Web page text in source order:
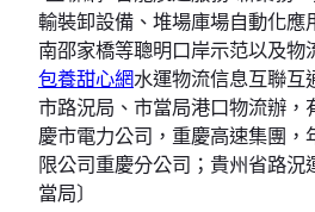
輸裝卸設備、堆場庫場自動化應
南邵家橋等聰明口岸示范以及
包養甜心網水運物流信息互聯互
市路況局、市當局港口物流辦，
慶市電力公司，重慶高速集團
限公司重慶分公司；貴州省路況
當局〕